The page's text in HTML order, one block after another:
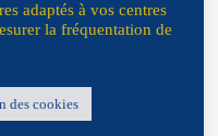
adaptés à vos centres
la fréquentation de
des cookies